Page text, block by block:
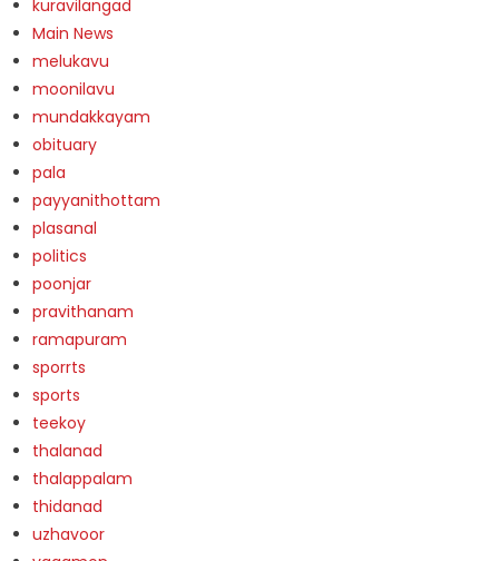
kuravilangad
Main News
melukavu
moonilavu
mundakkayam
obituary
pala
payyanithottam
plasanal
politics
poonjar
pravithanam
ramapuram
sporrts
sports
teekoy
thalanad
thalappalam
thidanad
uzhavoor